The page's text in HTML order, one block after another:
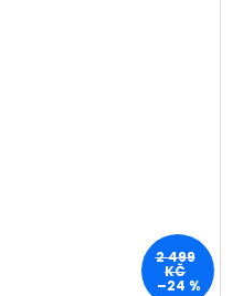
2 499
KČ
–24 %